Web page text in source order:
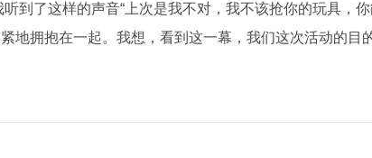
到了这样的声音“上次是我不对，我不该抢你的玩具，
地拥抱在一起。我想，看到这一幕，我们这次活动的目